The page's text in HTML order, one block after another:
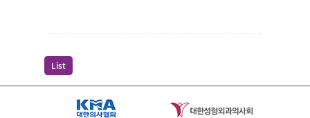
List